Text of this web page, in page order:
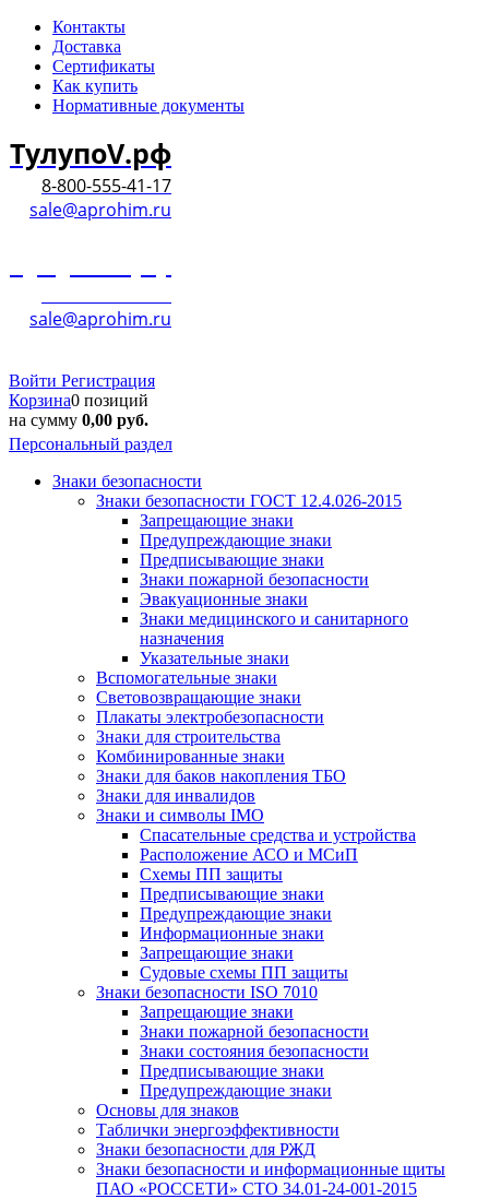
Контакты
Доставка
Сертификаты
Как купить
Нормативные документы
ТулупоV.рф
8-800-555-41-17
sale@aprohim.ru
sale@aprohim.ru
Войти Регистрация
Корзина0 позиций
на сумму 0,00 руб.
Персональный раздел
Знаки безопасности
Знаки безопасности ГОСТ 12.4.026-2015
Запрещающие знаки
Предупреждающие знаки
Предписывающие знаки
Знаки пожарной безопасности
Эвакуационные знаки
Знаки медицинского и санитарного
назначения
Указательные знаки
Вспомогательные знаки
Световозвращающие знаки
Плакаты электробезопасности
Знаки для строительства
Комбинированные знаки
Знаки для баков накопления ТБО
Знаки для инвалидов
Знаки и символы IMO
Спасательные средства и устройства
Расположение АСО и МСиП
Схемы ПП защиты
Предписывающие знаки
Предупреждающие знаки
Информационные знаки
Запрещающие знаки
Судовые схемы ПП защиты
Знаки безопасности ISO 7010
Запрещающие знаки
Знаки пожарной безопасности
Знаки состояния безопасности
Предписывающие знаки
Предупреждающие знаки
Основы для знаков
Таблички энергоэффективности
Знаки безопасности для РЖД
Знаки безопасности и информационные щиты
ПАО «РОССЕТИ» СТО 34.01-24-001-2015